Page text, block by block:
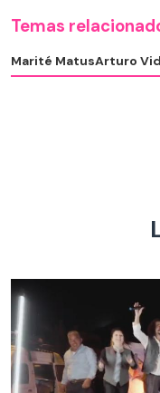
Temas
Marité MatusArturo